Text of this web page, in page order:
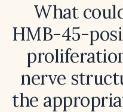
What
HMB-45-
nerve
the